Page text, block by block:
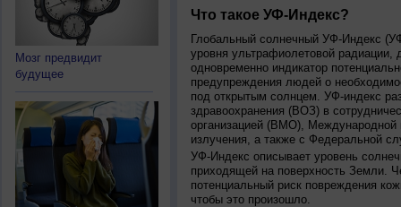
Мозг предвидит
будущее
Что такое УФ-Индекс?
Глобальный солнечный УФ-Индекс
уровня ультрафиолетовой
одновременно индикатор
предупреждения людей о
под открытым солнцем. УФ-индекс
здравоохранения (ВОЗ) в
организацией (ВМО), Международной
излучения, а также с Федеральной
УФ-Индекс описывает уровень
приходящей на поверхность Земли.
потенциальный риск повреждения
чтобы это произошло.